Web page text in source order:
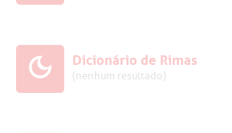
Dicionário de Rimas
(nenhum resultado)